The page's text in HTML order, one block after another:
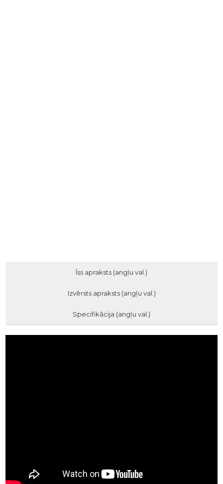
Īss apraksts (angļu val.)
Izvērsts apraksts (angļu val.)
Specifikācija (angļu val.)